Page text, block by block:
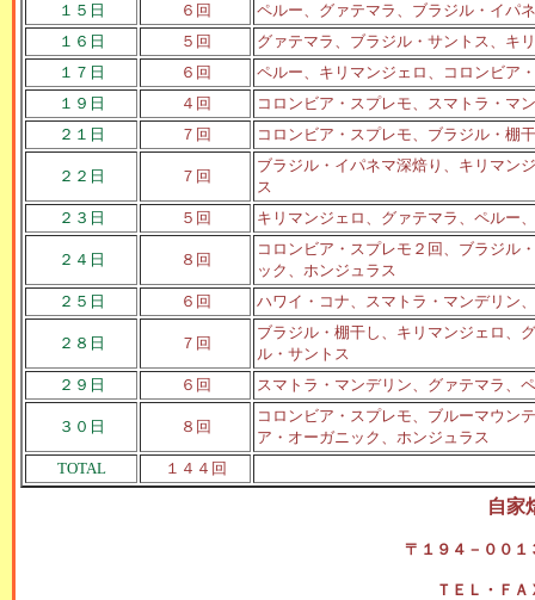
１５日
６回
ペルー、グァテマラ、ブラジル・イパ
１６日
５回
グァテマラ、ブラジル・サントス、キ
１７日
６回
ペルー、キリマンジェロ、コロンビア
１９日
４回
コロンビア・スプレモ、スマトラ・マ
２１日
７回 コロンビア・スプレモ、ブラジル・棚
２２日 ７回
ブラジル・イパネマ深焙り、キリマン
ス
２３日
５回 キリマンジェロ、グァテマラ、ペルー
２４日 ８回
コロンビア・スプレモ２回、ブラジル
ック、ホンジュラス
２５日
６回 ハワイ・コナ、スマトラ・マンデリン
２８日 ７回
ブラジル・棚干し、キリマンジェロ、
ル・サントス
２９日
６回 スマトラ・マンデリン、グァテマラ、
３０日 ８回
コロンビア・スプレモ、ブルーマウン
ア・オーガニック、ホンジュラス
TOTAL
１４４回
自家
〒１９４－００１
ＴＥＬ・Ｆ